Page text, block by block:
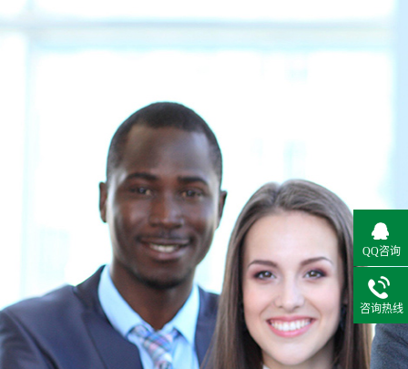
QQ咨询
咨询热线